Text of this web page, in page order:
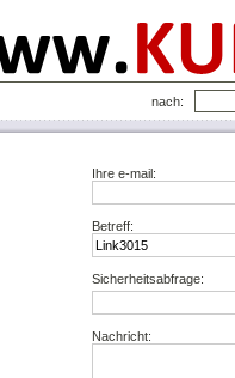
nach:
Ihre e-mail:
Betreff:
Sicherheitsabfrage:
Nachricht: